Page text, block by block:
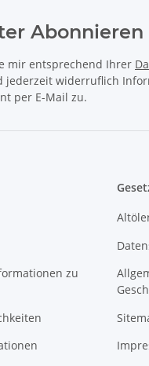
Abonnieren
mir entsprechend Ihrer
jederzeit widerruflich
per E-Mail zu.
zu